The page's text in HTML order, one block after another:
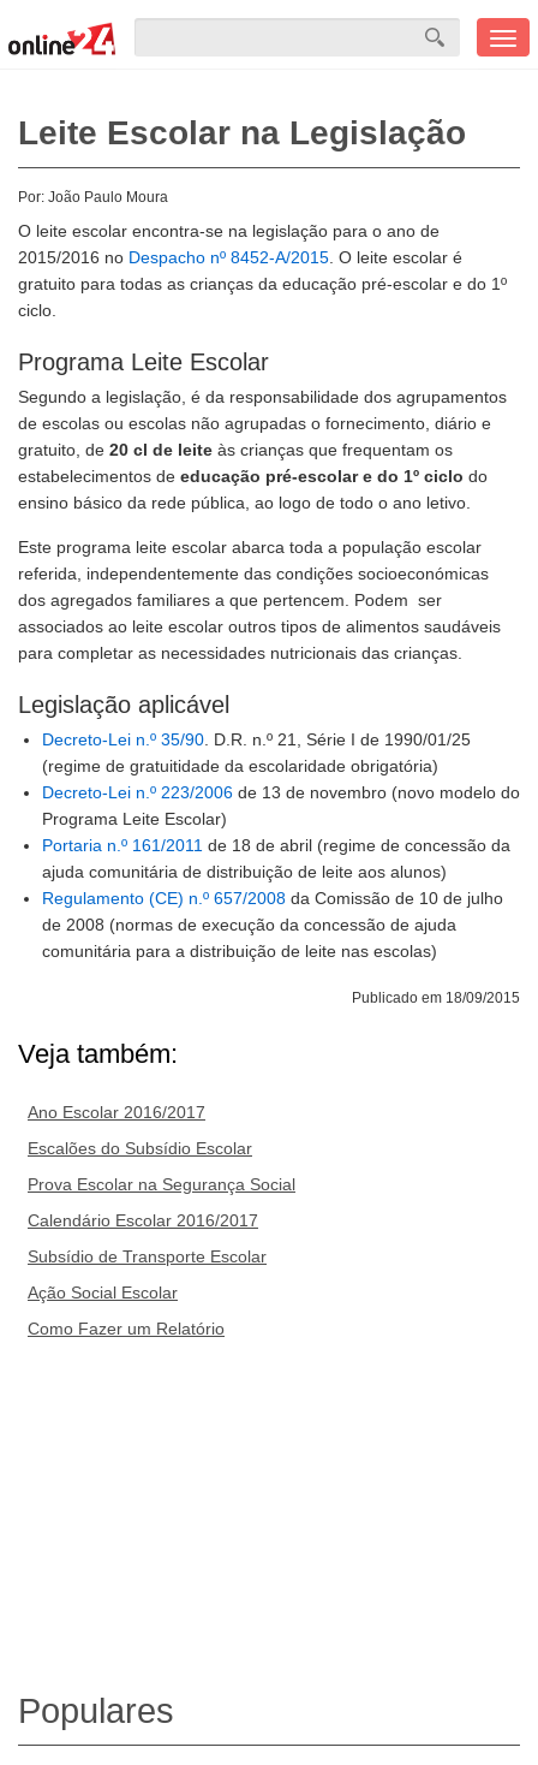
Leite Escolar na Legislação
Por: João Paulo Moura
O leite escolar encontra-se na legislação para o ano de
2015/2016 no Despacho nº 8452-A/2015 . O leite escolar é
gratuito para todas as crianças da educação pré-escolar e do 1º
ciclo.
Programa Leite Escolar
Segundo a legislação, é da responsabilidade dos agrupamentos
de escolas ou escolas não agrupadas o fornecimento, diário e
gratuito, de 20 cl de leite às crianças que frequentam os
estabelecimentos de educação pré-escolar e do 1º ciclo do
ensino básico da rede pública, ao logo de todo o ano letivo.
Este programa leite escolar abarca toda a população escolar
referida, independentemente das condições socioeconómicas
dos agregados familiares a que pertencem. Podem ser
associados ao leite escolar outros tipos de alimentos saudáveis
para completar as necessidades nutricionais das crianças.
Legislação aplicável
Decreto-Lei n.º 35/90 . D.R. n.º 21, Série I de 1990/01/25
(regime de gratuitidade da escolaridade obrigatória)
Decreto-Lei n.º 223/2006 de 13 de novembro (novo modelo do
Programa Leite Escolar)
Portaria n.º 161/2011 de 18 de abril (regime de concessão da
ajuda comunitária de distribuição de leite aos alunos)
Regulamento (CE) n.º 657/2008 da Comissão de 10 de julho
de 2008 (normas de execução da concessão de ajuda
comunitária para a distribuição de leite nas escolas)
Publicado em 18/09/2015
Veja também:
Ano Escolar 2016/2017
Escalões do Subsídio Escolar
Prova Escolar na Segurança Social
Calendário Escolar 2016/2017
Subsídio de Transporte Escolar
Ação Social Escolar
Como Fazer um Relatório
Populares